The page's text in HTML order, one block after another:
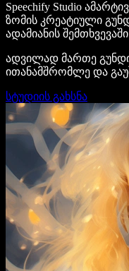
Speechify Studio
ზომის კრეატიული
ადამიანის
ადვილად მართე
ითანამშრომლე და
სტუდიის გახსნა